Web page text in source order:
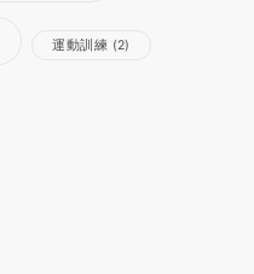
運動訓練 (2)